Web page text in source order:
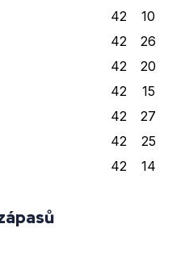
42 10
42 26
42 20
42 15
42 27
42 25
42 14